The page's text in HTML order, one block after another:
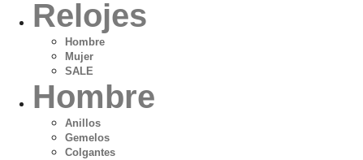
Relojes
Hombre
Mujer
SALE
Hombre
Anillos
Gemelos
Colgantes